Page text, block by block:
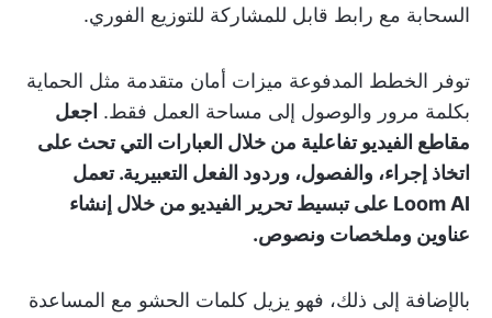
السحابة مع رابط قابل للمشاركة للتوزيع الفوري.
توفر الخطط المدفوعة ميزات أمان متقدمة مثل الحماية
بكلمة مرور والوصول إلى مساحة العمل فقط. اجعل
مقاطع الفيديو تفاعلية من خلال العبارات التي تحث على
اتخاذ إجراء، والفصول، وردود الفعل التعبيرية. تعمل
Loom AI على تبسيط تحرير الفيديو من خلال إنشاء
عناوين وملخصات ونصوص.
بالإضافة إلى ذلك، فهو يزيل كلمات الحشو مع المساعدة